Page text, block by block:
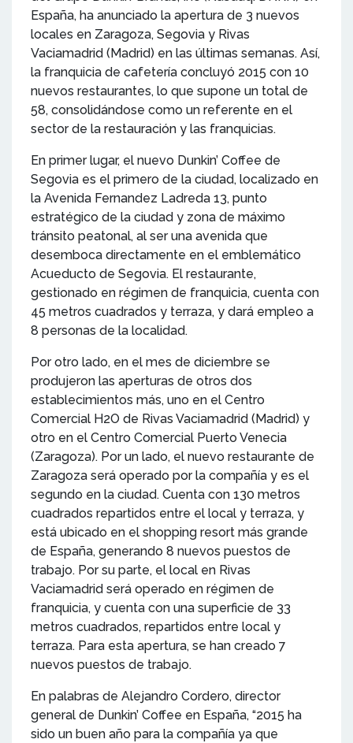
España, ha anunciado la apertura de 3 nuevos
locales en Zaragoza, Segovia y Rivas
Vaciamadrid (Madrid) en las últimas semanas. Así,
la franquicia de cafetería concluyó 2015 con 10
nuevos restaurantes, lo que supone un total de
58, consolidándose como un referente en el
sector de la restauración y las franquicias.
En primer lugar, el nuevo Dunkin’ Coffee de
Segovia es el primero de la ciudad, localizado en
la Avenida Fernandez Ladreda 13, punto
estratégico de la ciudad y zona de máximo
tránsito peatonal, al ser una avenida que
desemboca directamente en el emblemático
Acueducto de Segovia. El restaurante,
gestionado en régimen de franquicia, cuenta con
45 metros cuadrados y terraza, y dará empleo a
8 personas de la localidad.
Por otro lado, en el mes de diciembre se
produjeron las aperturas de otros dos
establecimientos más, uno en el Centro
Comercial H2O de Rivas Vaciamadrid (Madrid) y
otro en el Centro Comercial Puerto Venecia
(Zaragoza). Por un lado, el nuevo restaurante de
Zaragoza será operado por la compañía y es el
segundo en la ciudad. Cuenta con 130 metros
cuadrados repartidos entre el local y terraza, y
está ubicado en el shopping resort más grande
de España, generando 8 nuevos puestos de
trabajo. Por su parte, el local en Rivas
Vaciamadrid será operado en régimen de
franquicia, y cuenta con una superficie de 33
metros cuadrados, repartidos entre local y
terraza. Para esta apertura, se han creado 7
nuevos puestos de trabajo.
En palabras de Alejandro Cordero, director
general de Dunkin’ Coffee en España, “2015 ha
sido un buen año para la compañía ya que